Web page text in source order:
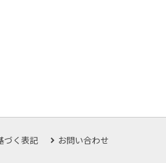
づく表記 お問い合わせ